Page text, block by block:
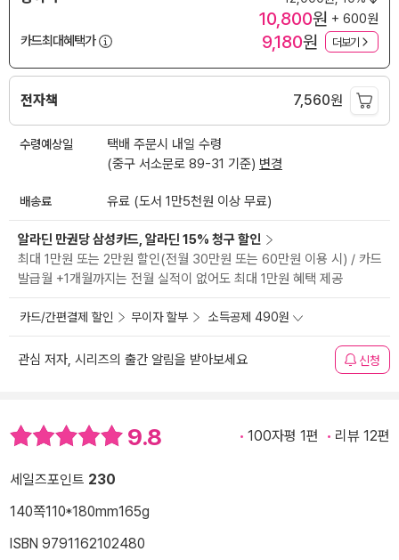
10,800원 + 600원
카드최대혜택가
9,180원 더보기
전자책 7,560원
수령예상일
택배 주문시 내일 수령
(중구 서소문로 89-31 기준) 변경
배송료 유료 (도서 1만5천원 이상 무료)
알라딘 만권당 삼성카드, 알라딘 15% 청구 할인
최대 1만원 또는 2만원 할인(전월 30만원 또는 60만원 이용 시) / 카드
발급월 +1개월까지는 전월 실적이 없어도 최대 1만원 혜택 제공
카드/간편결제 할인 무이자 할부 소득공제 490원
관심 저자, 시리즈의 출간 알림을 받아보세요 신청
9.8 100자평 1편 리뷰 12편
세일즈포인트 230
140쪽110*180mm165g
ISBN 9791162102480